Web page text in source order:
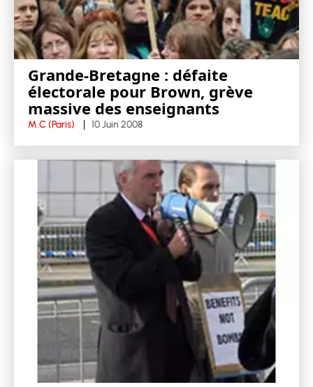
Grande-Bretagne : défaite
électorale pour Brown, grève
massive des enseignants
M.C (Paris) 10 Juin 2008